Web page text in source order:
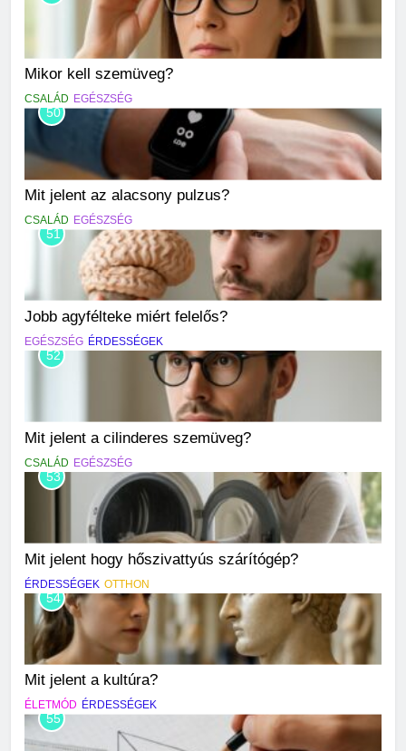
Mikor kell szemüveg?
CSALÁD EGÉSZSÉG
50
Mit jelent az alacsony pulzus?
CSALÁD EGÉSZSÉG
51
Jobb agyfélteke miért felelős?
EGÉSZSÉG ÉRDESSÉGEK
52
Mit jelent a cilinderes szemüveg?
CSALÁD EGÉSZSÉG
53
Mit jelent hogy hőszivattyús szárítógép?
ÉRDESSÉGEK OTTHON
54
Mit jelent a kultúra?
ÉLETMÓD ÉRDESSÉGEK
55